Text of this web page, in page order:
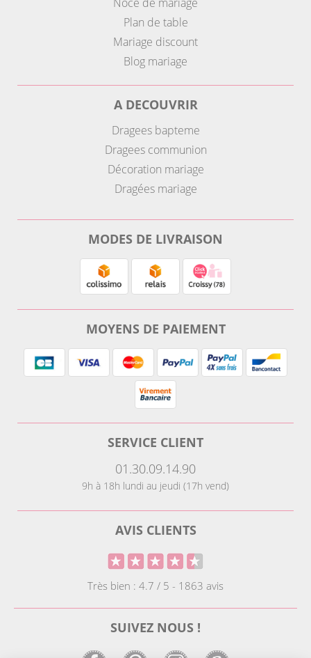
Noce de mariage
Plan de table
Mariage discount
Blog mariage
A DECOUVRIR
Dragees bapteme
Dragees communion
Décoration mariage
Dragées mariage
MODES DE LIVRAISON
MOYENS DE PAIEMENT
SERVICE CLIENT
01.30.09.14.90
9h à 18h lundi au jeudi (17h vend)
AVIS CLIENTS
Très bien : 4.7 / 5 - 1863 avis
SUIVEZ NOUS !